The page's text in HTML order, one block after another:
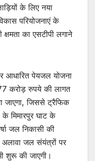
के लिए नया
परियोजनाएं के
का एसटीपी लगाने
आधारित पेयजल योजना
77 करोड़ रुपये की लागत
जाएगा, जिससे ट्रैफिक
मिमारपुर घाट के
जल निकासी की
जल संयंत्रों पर
शुरू की जाएगी।